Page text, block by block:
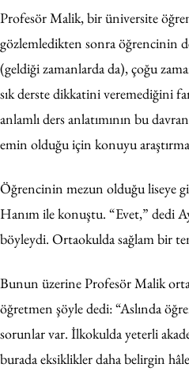
Profesör Malik, bir üniversite
gözlemledikten sonra öğrencinin
(geldiği zamanlarda da), çoğu
sık derste dikkatini veremediğini
anlamlı ders anlatımının bu
emin olduğu için konuyu
Öğrencinin mezun olduğu liseye
Hanım ile konuştu. “Evet,” dedi
böyleydi. Ortaokulda sağlam bir
Bunun üzerine Profesör Malik
öğretmen şöyle dedi: “Aslında
sorunlar var. İlkokulda yeterli
burada eksiklikler daha belirgin